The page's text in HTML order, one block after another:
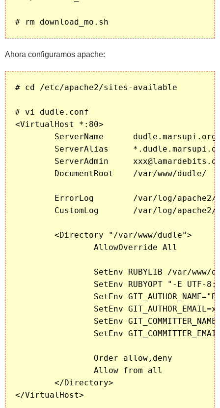
Ahora configuramos apache:
# cd /etc/apache2/sites-available
# vi dudle.conf
<VirtualHost *:80>
        ServerName      dudle.marsupi.org
ServerAlias
ServerAdmin
        DocumentRoot    /var/www/dudle/
ErrorLog        /var/log/apache2/
CustomLog       /var/log/
</VirtualHost>